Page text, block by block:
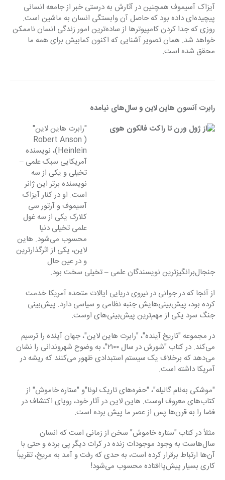
آیزاک آسیموف همچنین در آثارش به درستی خبر از جامعه انسانی
پیچیده‌ای داده بود که حاصل آن وابستگی انسان به ماشین است.
روزی که جدا کردن کامپیوتر‌ها از ساده‌ترین امور زندگی انسان ناممکن
خواهد شد. همان تصویر آشنایی که اکنون کمابیش برای همه ما
محقق شده است.
رابرت آنسون هاین لاین و سال‌های نیامده
"رابرت هاین لاین"
(Robert Anson
Heinlein)، نویسنده
آمریکایی سبک علمی –
تخیلی و یکی از سه
نویسنده برتر این ژانر
است. او در کنار آیزاک
آسیموف و آرتور سی
کلارک یکی از سه غول
علمی تخیلی دنیا
محسوب می‌شود. هاین
لاین، یکی از اثرگذارترین
و در عین حال
جنجال‌برانگیزترین نویسندگان علمی – تخیلی سخت بود.
از آنجا که در جوانی در نیروی دریایی ایالات متحده آمریکا خدمت
کرده بود، پیش‌بینی‌هایش جنبه نظامی و سیاسی دارد. پیش‌بینی
جنگ سرد یکی از مهم‌ترین پیش‌بینی‌های اوست.
در مجموعه "تاریخ آینده"، "رابرت هاین لاین"، جهان آینده را ترسیم
می‌کند. در کتاب "شورش در سال ۲۱۰۰"، به وضوح شهروندانی را نشان
می‌دهد که برخلاف یک سیستم استبدادی ظهور می‌کنند که ریشه در
آمریکا داشته است.
"موشکی به‌نام گالیله"، "حفره‌های تاریک لونا"‌و "ستاره خاموش" از
کتاب‌های معروف اوست. هاین لاین در آثار خود، رویای اکتشاف در
فضا را به قرن‌ها پس از عصر ما پیش برده است.
مثلاً در کتاب "ستاره خاموش" سخن از زمانی است که انسان
سال‌هاست به وجود موجودات زنده در کرات دیگر پی برده و حتی با
آن‌ها ارتباط برقرار کرده است، به حدی که رفت و آمد به مریخ، تقریباً
کاری بسیار پیش‌پاافتاده محسوب می‌شود!